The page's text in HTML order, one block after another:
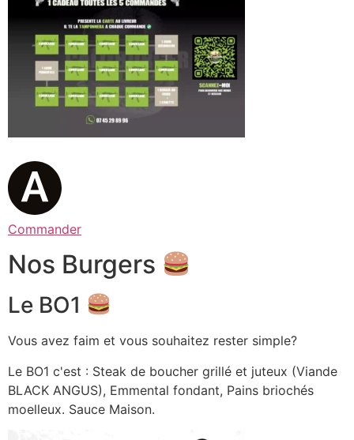
Commander
Nos Burgers
Le BO1
Vous avez faim et vous souhaitez rester simple?
Le BO1 c'est : Steak de boucher grillé et juteux (Viande
BLACK ANGUS), Emmental fondant, Pains briochés
moelleux. Sauce Maison.